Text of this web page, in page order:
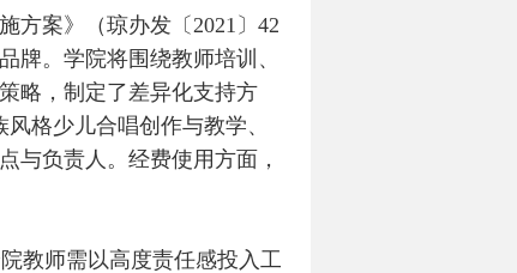
方案》（琼办发〔 2021 〕 42
牌。学院将围绕教师培训、
略，制定了差异化支持方
格少儿合唱创作与教学、
与负责人。经费使用方面，
教师需以高度责任感投入工